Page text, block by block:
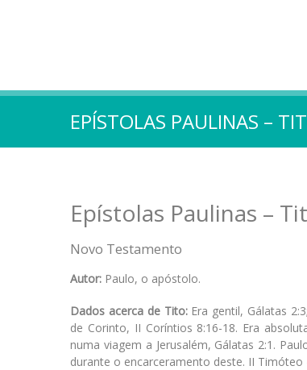
EPÍSTOLAS PAULINAS –
Epístolas Paulinas –
Novo Testamento
Autor: Paulo, o apóstolo.
Dados acerca de Tito:Era gentil, Gálatas
de Corinto, II Coríntios 8:16-18. Era
numa viagem a Jerusalém, Gálatas 2:1.
durante o encarceramento deste. II